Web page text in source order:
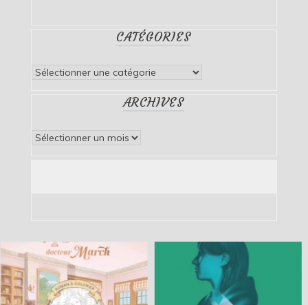
CATÉGORIES
Catégories
ARCHIVES
Archives